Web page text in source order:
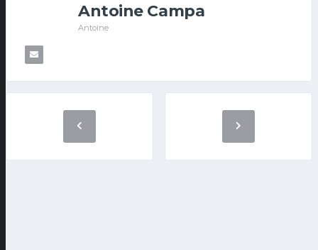
Antoine Campa
Antoine